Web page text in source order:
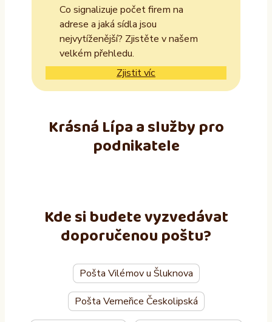
Co signalizuje počet firem na
adrese a jaká sídla jsou
nejvytíženější? Zjistěte v našem
velkém přehledu.
Zjistit víc
Krásná Lípa a služby pro
podnikatele
Kde si budete vyzvedávat
doporučenou poštu?
Pošta Vilémov u Šluknova
Pošta Verneřice Českolipská